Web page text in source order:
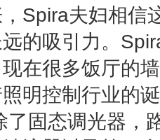
Spira夫妇相信
的吸引力。
在很多饭厅的
明控制行业的
了固态调光器，